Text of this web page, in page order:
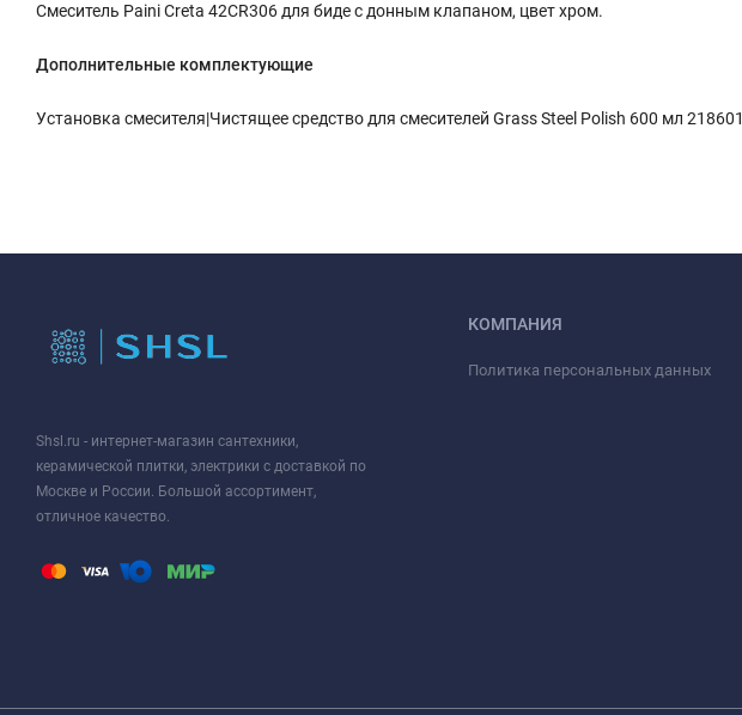
Смеситель Paini Creta 42CR306 для биде с донным клапаном, цвет хром.
Дополнительные комплектующие
Установка смесителя|Чистящее средство для смесителей Grass Steel Polish 600 мл 218601
Shsl.ru - интернет-магазин сантехники,
керамической плитки, электрики с доставкой по
Москве и России. Большой ассортимент,
отличное качество.
КОМПАНИЯ
Политика персональных данных